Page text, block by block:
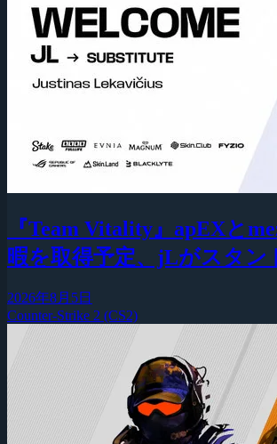
『Team Vitality』apEXと
暇を取得予定、jLがスタン
2026年8月5日
Counter-Strike 2 (CS2)